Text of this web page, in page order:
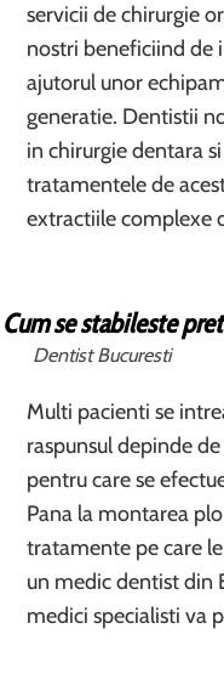
servicii de chirurgie
nostri beneficiind de
ajutorul unor
generatie. Dentistii
in chirurgie dentara
tratamentele de
extractiile complexe
Cum se stabileste
Dentist Bucuresti
Multi pacienti se
raspunsul depinde
pentru care se
Pana la montarea
tratamente pe care
un medic dentist din
medici specialisti va